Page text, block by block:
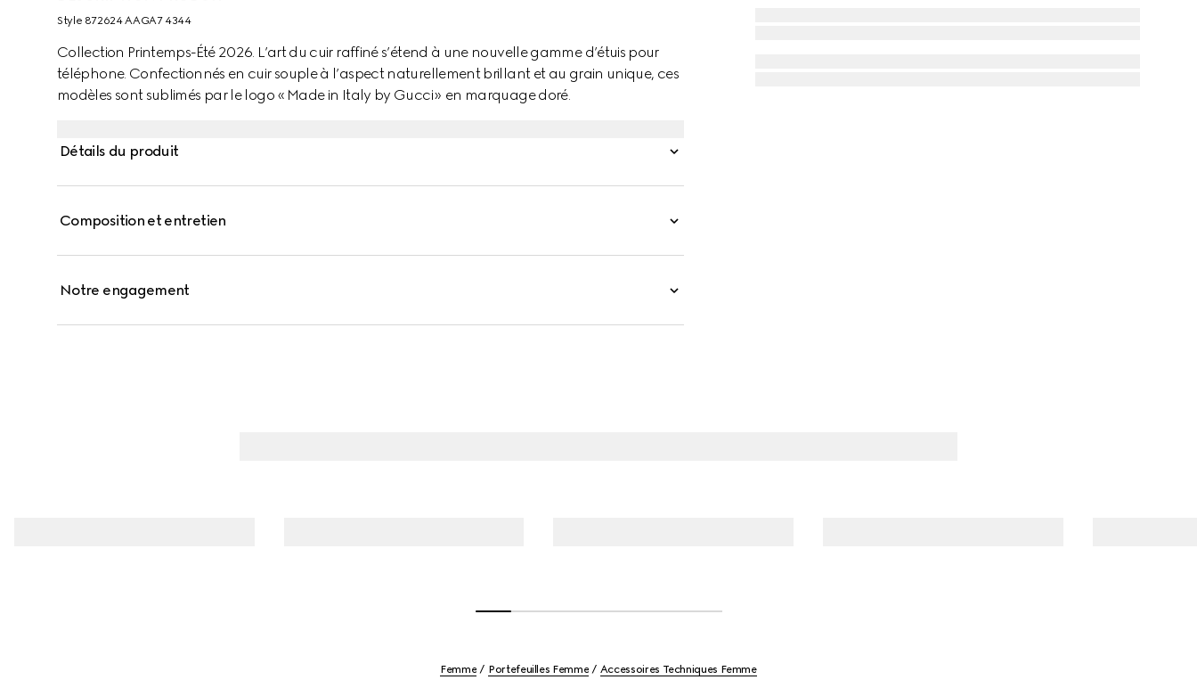
Style ‎872624 AAGA7 4344
Collection Printemps-Été 2026. L’art du cuir raffiné s’étend à une nouvelle gamme d’étuis pour
téléphone. Confectionnés en cuir souple à l’aspect naturellement brillant et au grain unique, ces
modèles sont sublimés par le logo « Made in Italy by Gucci » en marquage doré.
Détails du produit
Composition et entretien
Notre engagement
Femme Portefeuilles Femme Accessoires Techniques Femme